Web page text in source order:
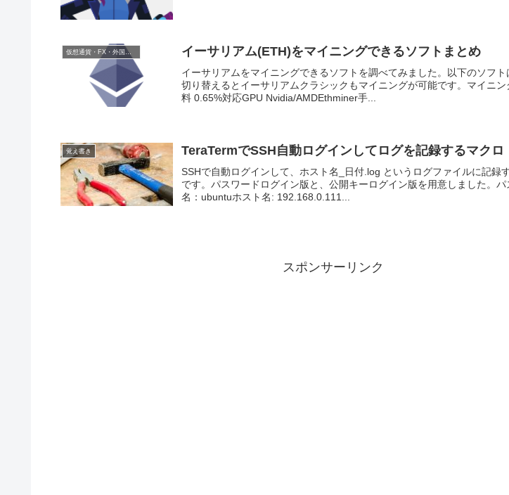
仮想通貨・FX・外国為替証拠金取引 イーサリアム(ETH)をマイニングできるソフトまとめ
イーサリアムをマイニングできるソフトを調べてみました。以下のソフ
切り替えるとイーサリアムクラシックもマイニングが可能です。マイニ
料 0.65%対応GPU Nvidia/AMDEthminer手...
覚え書き TeraTermでSSH自動ログインしてログを記録するマクロ
SSHで自動ログインして、ホスト名_日付.log というログファイルに記録
です。パスワードログイン版と、公開キーログイン版を用意しました。
名：ubuntuホスト名: 192.168.0.111...
スポンサーリンク